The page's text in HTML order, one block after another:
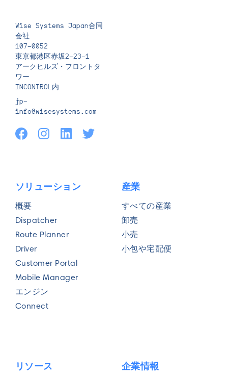
Wise Systems Japan合同
会社
107-0052
東京都港区赤坂2-23-1
アークヒルズ・フロントタ
ワー
INCONTROL内
jp-
info@wisesystems.com
ソリューション
概要
Dispatcher
Route Planner
Driver
Customer Portal
Mobile Manager
エンジン
Connect
産業
すべての産業
卸売
小売
小包や宅配便
リソース 企業情報